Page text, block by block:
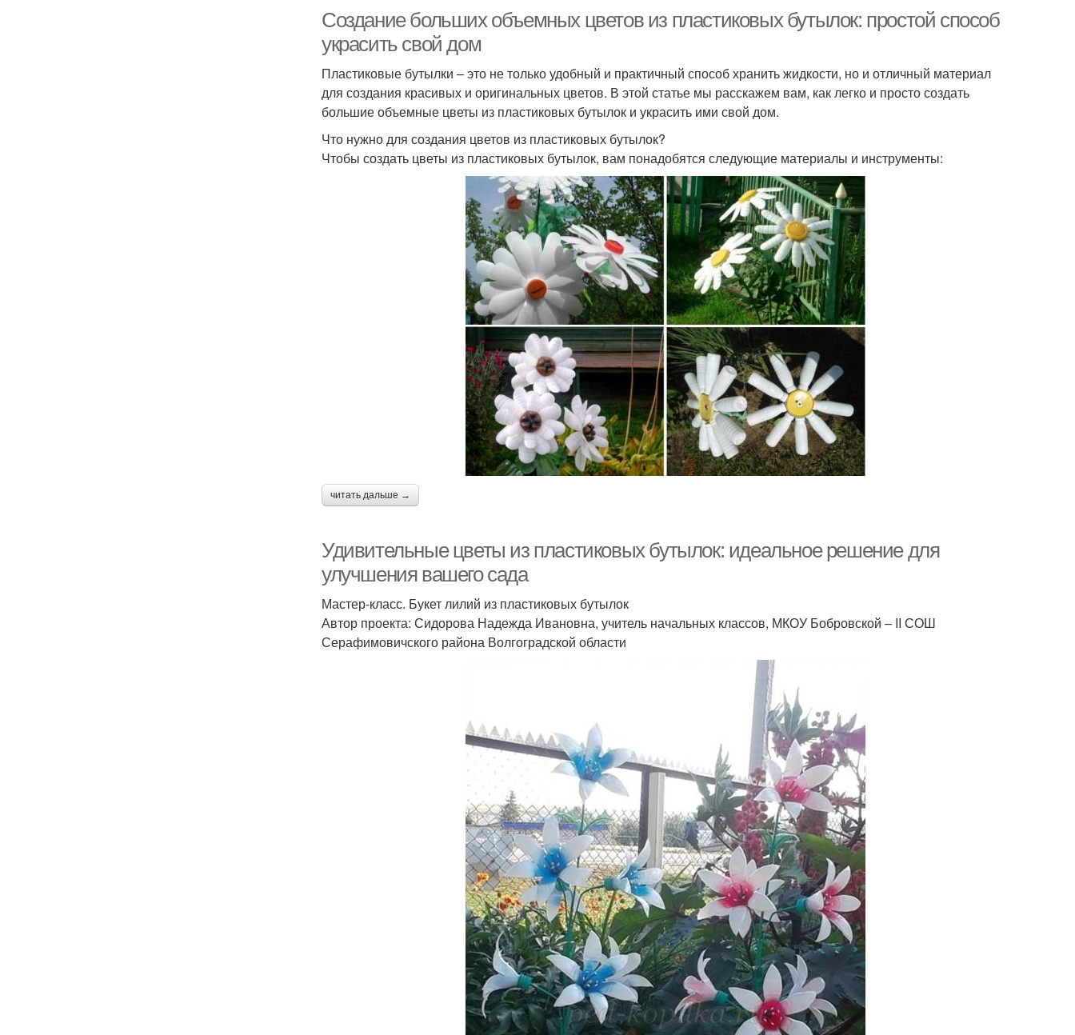
Создание больших объемных цветов из пластиковых бутылок: простой способ
украсить свой дом
Пластиковые бутылки – это не только удобный и практичный способ хранить жидкости, но и отличный материал
для создания красивых и оригинальных цветов. В этой статье мы расскажем вам, как легко и просто создать
большие объемные цветы из пластиковых бутылок и украсить ими свой дом.
Что нужно для создания цветов из пластиковых бутылок?
Чтобы создать цветы из пластиковых бутылок, вам понадобятся следующие материалы и инструменты:
читать дальше →
Удивительные цветы из пластиковых бутылок: идеальное решение для
улучшения вашего сада
Мастер-класс. Букет лилий из пластиковых бутылок
Автор проекта: Сидорова Надежда Ивановна, учитель начальных классов, МКОУ Бобровской – ΙΙ СОШ
Серафимовичского района Волгоградской области